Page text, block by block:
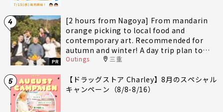
4
PR
[2 hours from Nagoya] From mandarin
orange picking to local food and
contemporary art. Recommended for
autumn and winter! A day trip plan to
fully enjoy Minami-Ise Town
Outings 三重
5
【ドラッグストア Charley】8月のスペシャル
キャンペーン（8/8-8/16）